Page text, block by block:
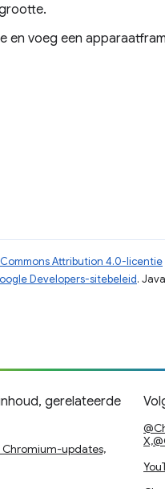
en voeg een
Attribution 4.0-licentie
Developers-sitebeleid.
gerelateerde
updates,